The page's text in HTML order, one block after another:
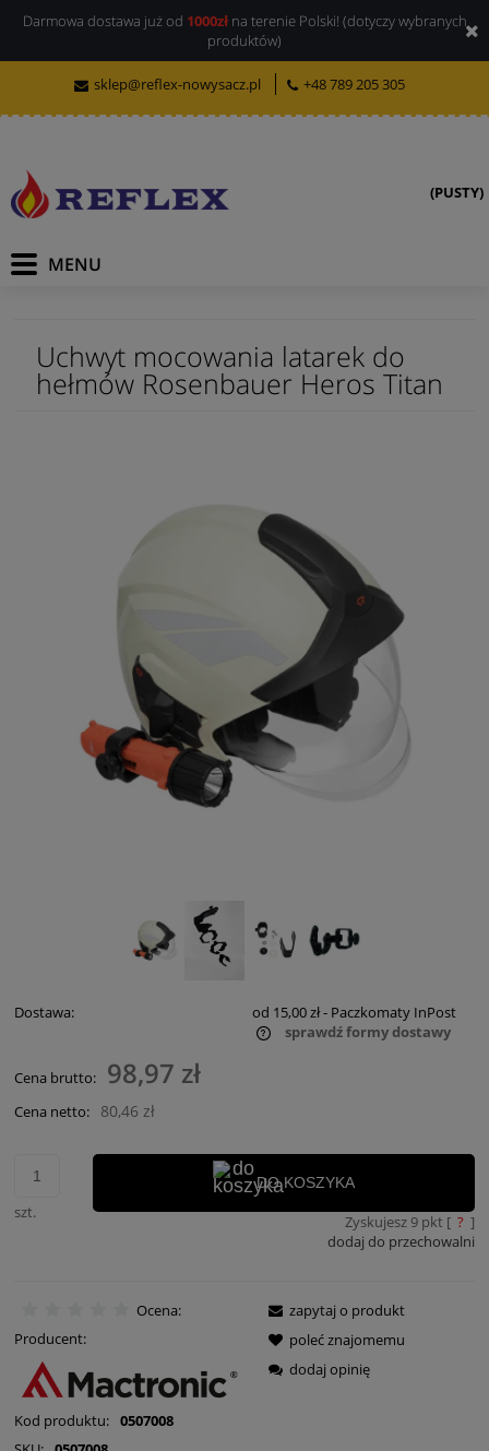
Darmowa dostawa już od 1000złna terenie Polski! (dotyczy wybranych
produktów)
sklep@reflex-nowysacz.pl +48 789 205 305
(PUSTY)
Uchwyt mocowania latarek do
hełmów Rosenbauer Heros Titan
Dostawa: od 15,00 zł- Paczkomaty InPost
sprawdź formy dostawy
Cena brutto: 98,97 zł
Cena netto: 80,46 zł
szt.
DO KOSZYKA
Zyskujesz 9pkt [ ? ]
dodaj do przechowalni
Ocena:
Producent:
Kod produktu: 0507008
zapytaj o produkt
poleć znajomemu
dodaj opinię